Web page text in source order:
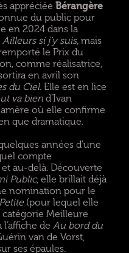
appréciée Bérangère
du public pour
en 2024 dans la
Ailleurs si j’y suis, mais
le Prix du
comme réalisatrice,
en avril son
du Ciel. Elle est en lice
va biend’Ivan
où elle confirme
que dramatique.
années d’une
compte
au-delà. Découverte
Public, elle brillait déjà
nomination pour le
(pour lequel elle
Meilleure
de Au bord du
van de Vorst,
ses épaules.